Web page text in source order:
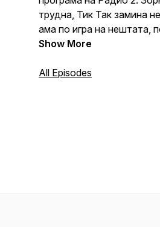
трудна, Тик Так замина
ама по игра на нештата,
година пауза, повторно
куп нови работи и секако,
Show More
All Episodes